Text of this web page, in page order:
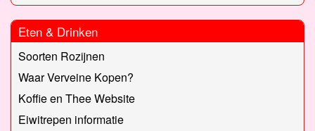
Eten & Drinken
Soorten Rozijnen
Waar Verveine Kopen?
Koffie en Thee Website
Eiwitrepen informatie